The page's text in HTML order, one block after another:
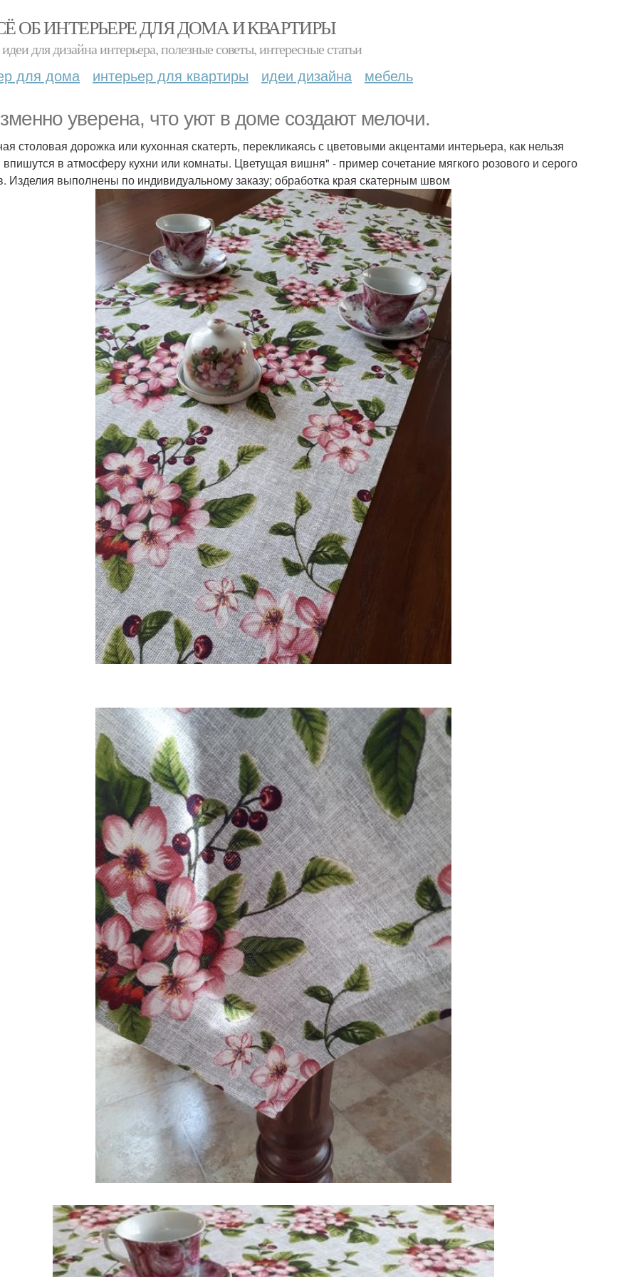
ОБ ИНТЕРЬЕРЕ ДЛЯ ДОМА И КВАРТИРЫ
для дизайна интерьера, полезные советы, интересные статьи
для дома интерьер для квартиры идеи дизайна мебель
уверена, что уют в доме создают мелочи.
столовая дорожка или кухонная скатерть, перекликаясь с цветовыми акцентами интерьера, как нельзя
впишутся в атмосферу кухни или комнаты. Цветущая вишня" - пример сочетание мягкого розового и серого
Изделия выполнены по индивидуальному заказу; обработка края скатерным швом